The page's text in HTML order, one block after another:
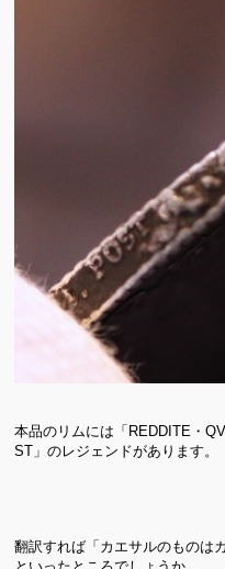
本品のリムには「REDDITE・
ST」のレジェンドがあります。
翻訳すれば「カエサルのものは